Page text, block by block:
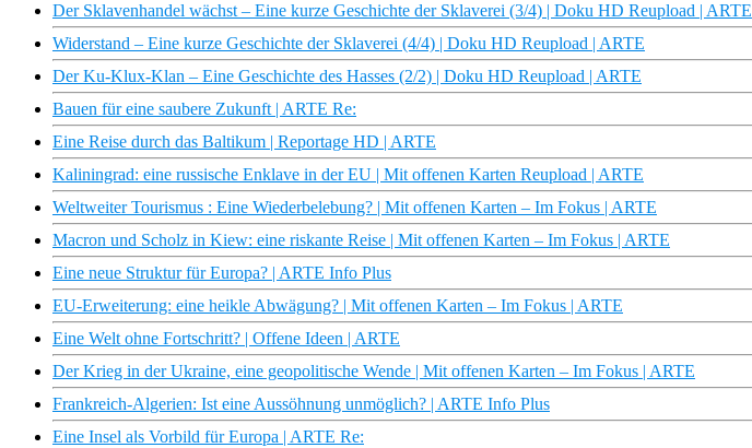
Der Sklavenhandel wächst – Eine kurze Geschichte der Sklaverei (3/4) | Doku HD Reupload | ARTE
Widerstand – Eine kurze Geschichte der Sklaverei (4/4) | Doku HD Reupload | ARTE
Der Ku-Klux-Klan – Eine Geschichte des Hasses (2/2) | Doku HD Reupload | ARTE
Bauen für eine saubere Zukunft | ARTE Re:
Eine Reise durch das Baltikum | Reportage HD | ARTE
Kaliningrad: eine russische Enklave in der EU | Mit offenen Karten Reupload | ARTE
Weltweiter Tourismus : Eine Wiederbelebung? | Mit offenen Karten – Im Fokus | ARTE
Macron und Scholz in Kiew: eine riskante Reise | Mit offenen Karten – Im Fokus | ARTE
Eine neue Struktur für Europa? | ARTE Info Plus
EU-Erweiterung: eine heikle Abwägung? | Mit offenen Karten – Im Fokus | ARTE
Eine Welt ohne Fortschritt? | Offene Ideen | ARTE
Der Krieg in der Ukraine, eine geopolitische Wende | Mit offenen Karten – Im Fokus | ARTE
Frankreich-Algerien: Ist eine Aussöhnung unmöglich? | ARTE Info Plus
Eine Insel als Vorbild für Europa | ARTE Re: